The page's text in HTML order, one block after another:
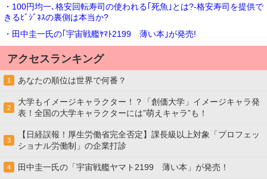
・100円均一､格安回転寿司の使われる｢死魚｣とは?-格安寿司を提供で
きるﾋﾞｼﾞﾈｽの裏側は本当か?
・田中圭一氏の｢宇宙戦艦ﾔﾏﾄ2199 薄い本｣が発売!
アクセスランキング
1 あなたの順位は世界で何番？
2
大学もイメージキャラクター！？「創価大学」イメージキャラ発
表！全国の大学キャラクターには”萌えキャラ”も！
3
【日経誤報！厚生労働省完全否定】課長級以上対象「プロフェッ
ショナル労働制」の企業打診
4 田中圭一氏の「宇宙戦艦ヤマト2199 薄い本」が発売！